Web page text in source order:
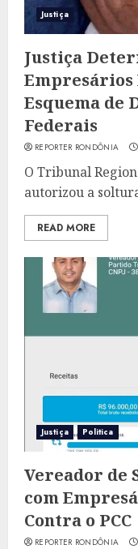
Justiça
Justiça
Empresários
Esquema de
Federais
REPORTER RONDÔNIA
O Tribunal
autorizou a
READ MORE
Justiça Politica
Vereador de
com
Contra o PCC
REPORTER RONDÔNIA